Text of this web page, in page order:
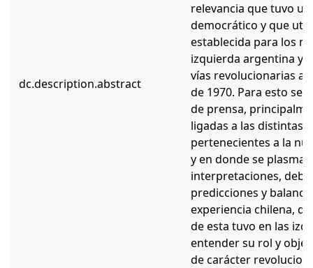
dc.description.abstract
relevancia que tuvo
democrático y que
establecida para los
izquierda argentina y
vías revolucionarias a
de 1970. Para esto se
de prensa,
ligadas a las distintas
pertenecientes a la
y en donde se
interpretaciones,
predicciones y
experiencia chilena,
de esta tuvo en las
entender su rol y
de carácter